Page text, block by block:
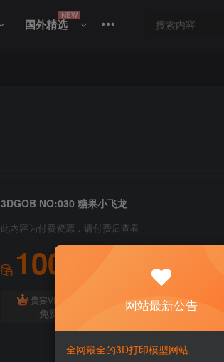
国外精选
NEW
3DGOB NO:030 糖果小飞龙
此内容为付费资源，请付费后查看
100
贵宾VIP会员
免费
体验会员免费
网站最新公告
全网最全的3D打印模型网站